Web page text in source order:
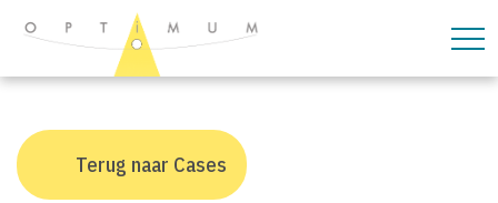
Terug naar Cases